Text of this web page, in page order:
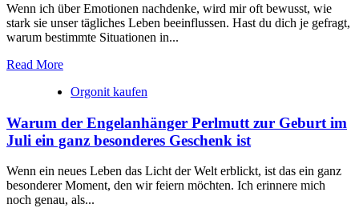
Wenn ich über Emotionen nachdenke, wird mir oft bewusst, wie
stark ‍sie ⁤unser ⁢tägliches Leben beeinflussen. Hast du dich je gefragt,
warum bestimmte ‌Situationen in...
Read More
Orgonit kaufen
Warum der Engelanhänger Perlmutt zur Geburt im
Juli ein ganz besonderes Geschenk ist
Wenn ein neues Leben das Licht der Welt erblickt, ist das ein ganz
besonderer Moment, den wir feiern möchten. Ich erinnere mich
noch genau, als...